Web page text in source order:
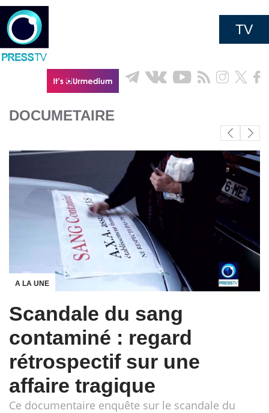
TV
DOCUMETAIRE
A LA UNE
Scandale du sang
contaminé : regard
rétrospectif sur une
affaire tragique
Ce documentaire enquête sur le scandale du